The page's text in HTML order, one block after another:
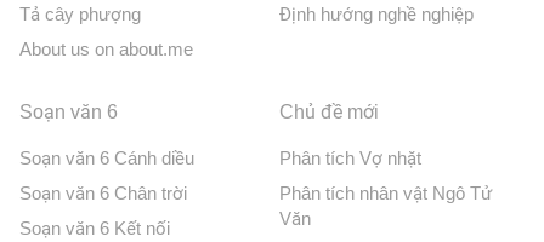
Tả cây phượng
About us on about.me
Định hướng nghề nghiệp
Soạn văn 6
Soạn văn 6 Cánh diều
Soạn văn 6 Chân trời
Soạn văn 6 Kết nối
Chủ đề mới
Phân tích Vợ nhặt
Phân tích nhân vật Ngô Tử
Văn